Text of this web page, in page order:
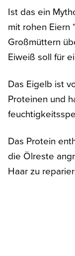
Ist das ein
mit rohen Eiern
Großmüttern
Eiweiß soll für
Das Eigelb ist
Proteinen und
Das Protein
die Ölreste
Haar zu